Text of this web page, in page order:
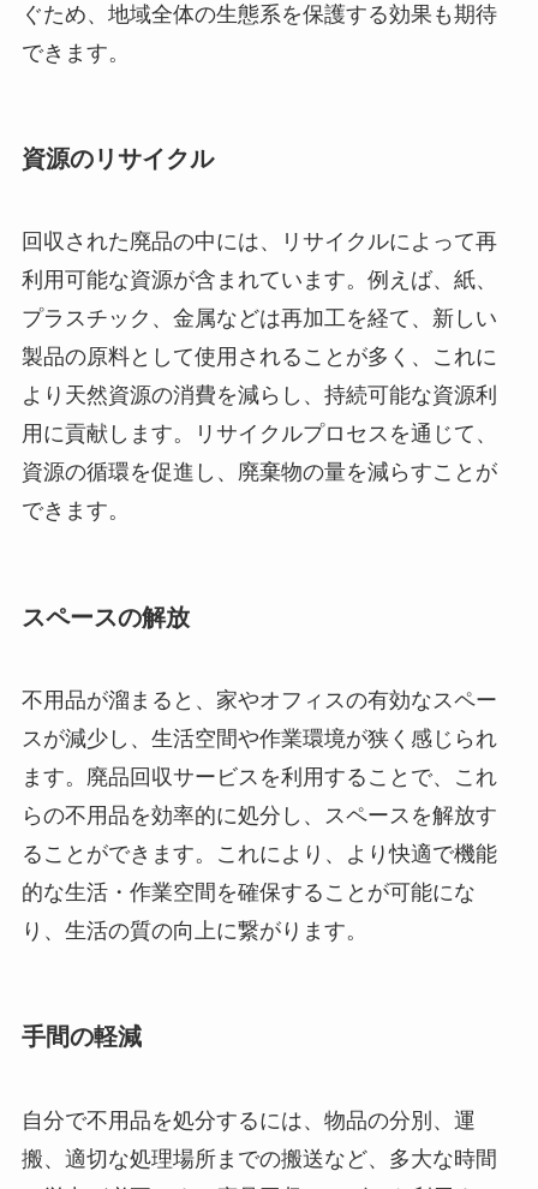
ぐため、地域全体の生態系を保護する効果も期待
できます。
資源のリサイクル
回収された廃品の中には、リサイクルによって再
利用可能な資源が含まれています。例えば、紙、
プラスチック、金属などは再加工を経て、新しい
製品の原料として使用されることが多く、これに
より天然資源の消費を減らし、持続可能な資源利
用に貢献します。リサイクルプロセスを通じて、
資源の循環を促進し、廃棄物の量を減らすことが
できます。
スペースの解放
不用品が溜まると、家やオフィスの有効なスペー
スが減少し、生活空間や作業環境が狭く感じられ
ます。廃品回収サービスを利用することで、これ
らの不用品を効率的に処分し、スペースを解放す
ることができます。これにより、より快適で機能
的な生活・作業空間を確保することが可能にな
り、生活の質の向上に繋がります。
手間の軽減
自分で不用品を処分するには、物品の分別、運
搬、適切な処理場所までの搬送など、多大な時間